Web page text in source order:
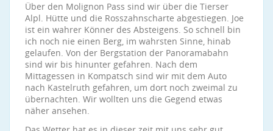
Über den Molignon Pass sind wir über die Tierser
Alpl. Hütte und die Rosszahnscharte abgestiegen. Joe
ist ein wahrer Könner des Absteigens. So schnell bin
ich noch nie einen Berg, im wahrsten Sinne, hinab
gelaufen. Von der Bergstation der Panoramabahn
sind wir bis hinunter gefahren. Nach dem
Mittagessen in Kompatsch sind wir mit dem Auto
nach Kastelruth gefahren, um dort noch zweimal zu
übernachten. Wir wollten uns die Gegend etwas
näher ansehen.